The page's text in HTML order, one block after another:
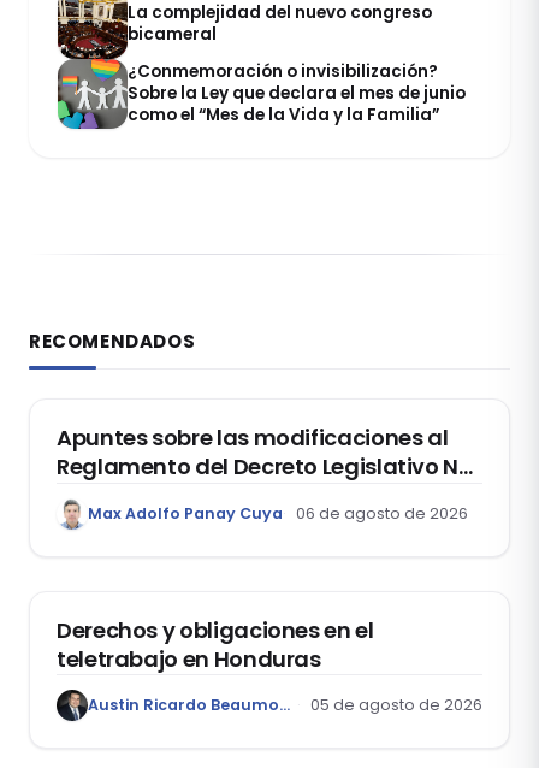
La complejidad del nuevo congreso
bicameral
¿Conmemoración o invisibilización?
Sobre la Ley que declara el mes de junio
como el “Mes de la Vida y la Familia”
RECOMENDADOS
DERECHO REGISTRAL
Apuntes sobre las modificaciones al
Reglamento del Decreto Legislativo Nº
1400, que aprueba el Régimen de
Garantía Mobiliaria
Max Adolfo Panay Cuya 06 de agosto de 2026
Derechos y obligaciones en el
teletrabajo en Honduras
Austin Ricardo Beaumont Rivera 05 de agosto de 2026